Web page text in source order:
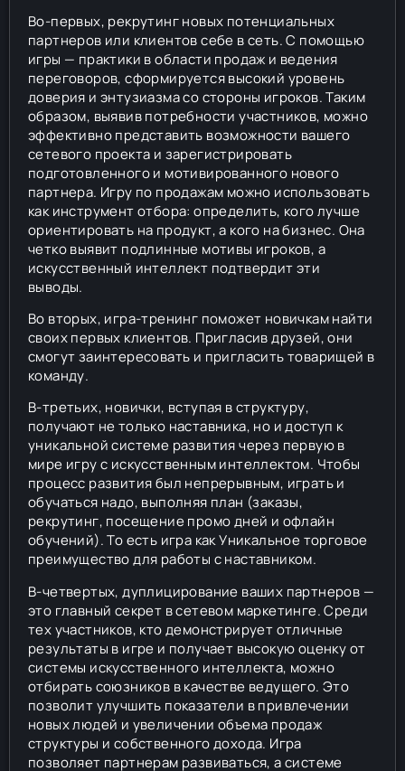
Во-первых, рекрутинг новых потенциальных
партнеров или клиентов себе в сеть. С помощью
игры — практики в области продаж и ведения
переговоров, сформируется высокий уровень
доверия и энтузиазма со стороны игроков. Таким
образом, выявив потребности участников, можно
эффективно представить возможности вашего
сетевого проекта и зарегистрировать
подготовленного и мотивированного нового
партнера. Игру по продажам можно использовать
как инструмент отбора: определить, кого лучше
ориентировать на продукт, а кого на бизнес. Она
четко выявит подлинные мотивы игроков, а
искусственный интеллект подтвердит эти
выводы.
Во вторых, игра-тренинг поможет новичкам найти
своих первых клиентов. Пригласив друзей, они
смогут заинтересовать и пригласить товарищей в
команду.
В-третьих, новички, вступая в структуру,
получают не только наставника, но и доступ к
уникальной системе развития через первую в
мире игру с искусственным интеллектом. Чтобы
процесс развития был непрерывным, играть и
обучаться надо, выполняя план (заказы,
рекрутинг, посещение промо дней и офлайн
обучений). То есть игра как Уникальное торговое
преимущество для работы с наставником.
В-четвертых, дуплицирование ваших партнеров —
это главный секрет в сетевом маркетинге. Среди
тех участников, кто демонстрирует отличные
результаты в игре и получает высокую оценку от
системы искусственного интеллекта, можно
отбирать союзников в качестве ведущего. Это
позволит улучшить показатели в привлечении
новых людей и увеличении объема продаж
структуры и собственного дохода. Игра
позволяет партнерам развиваться, а системе